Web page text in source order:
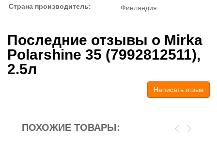
Страна производитель:
Финляндия
Последние отзывы о Mirka
Polarshine 35 (7992812511),
2.5л
Написать отзыв
ПОХОЖИЕ ТОВАРЫ: